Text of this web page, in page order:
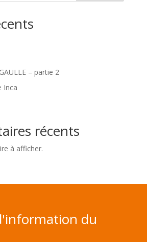
– partie 2
Inca
récents
à afficher.
du